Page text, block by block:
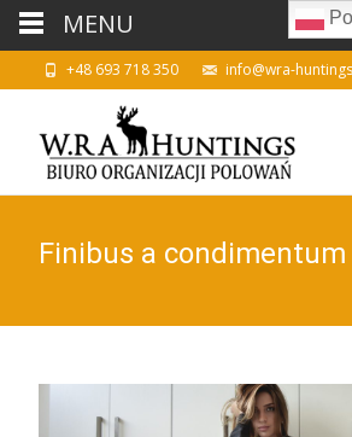
+48 693 718 350 info@wra-
Finibus a
MENU